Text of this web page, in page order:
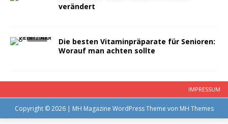
verändert
Die besten Vitaminpräparate für Senioren:
Worauf man achten sollte
IMPRESSUM
Copyright © 2026 | MH Magazine WordPress Theme von MH Themes